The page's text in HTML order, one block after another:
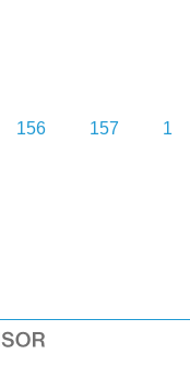
156 157